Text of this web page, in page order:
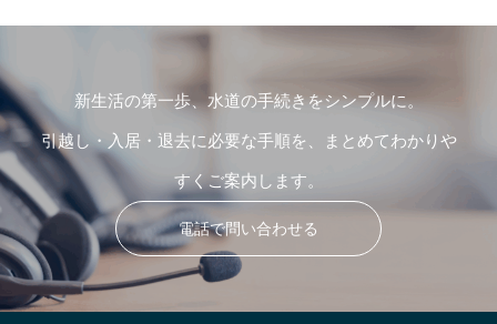
新生活の第一歩、水道の手続きをシンプルに。
引越し・入居・退去に必要な手順を、まとめてわかりや
すくご案内します。
電話で問い合わせる